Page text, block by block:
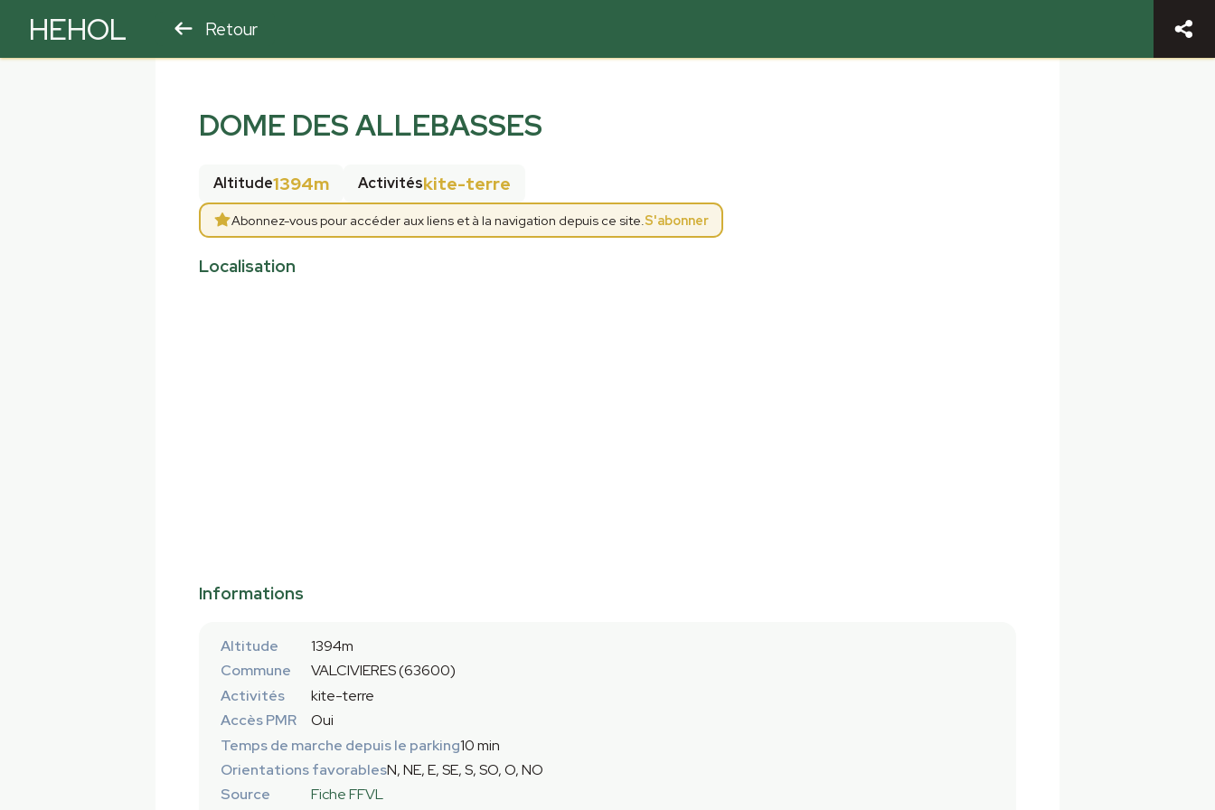
HEHOL Retour
DOME DES ALLEBASSES
Altitude1394m Activitéskite-terre
Abonnez-vous pour accéder aux liens et à la navigation depuis ce site.S'abonner
Localisation
Informations
Altitude
1394m
Commune
VALCIVIERES (63600)
Activités
kite-terre
Accès PMR
Oui
Temps de marche depuis le parking10 min
Orientations favorablesN, NE, E, SE, S, SO, O, NO
Source
Fiche FFVL